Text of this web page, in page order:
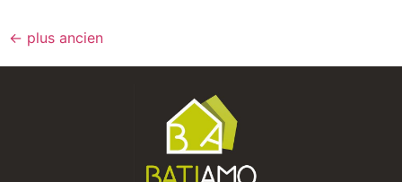
dans
une
dans
une
← plus ancien